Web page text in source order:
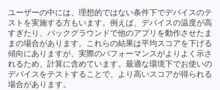
ユーザーの中には、理想的ではない条件下でデバイスのテ
ストを実施する方もいます。例えば、デバイスの温度が高
すぎたり、バックグラウンドで他のアプリを動作させたま
まの場合があります。これらの結果は平均スコアを下げる
傾向にありますが、実際のパフォーマンスがよりよく示さ
れるため、計算に含めています。最適な環境下でお使いの
デバイスをテストすることで、より高いスコアが得られる
場合があります。